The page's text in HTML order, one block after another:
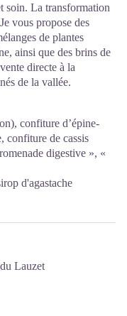
soin. La transformation
vous propose des
de plantes
ainsi que des brins de
directe à la
de la vallée.
confiture d’épine-
confiture de cassis
digestive », «
d'agastache
Lauzet